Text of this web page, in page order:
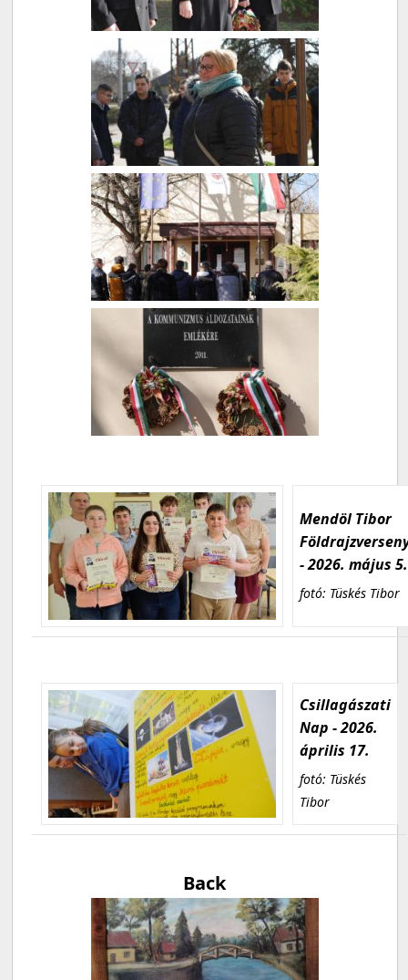
Mendöl Tibor
- 2026. május 5.
fotó: Tüskés Tibor
Csillagászati
Nap - 2026.
április 17.
fotó: Tüskés
Tibor
Back